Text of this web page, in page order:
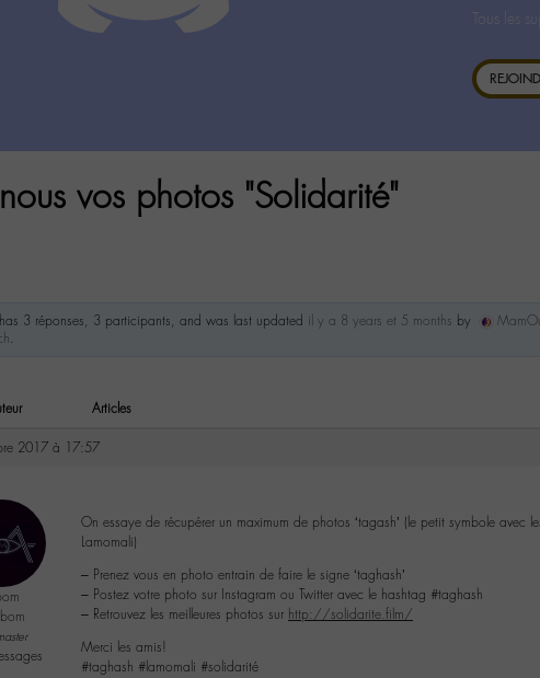
Tous les
vos photos "Solidarité"
3 réponses, 3 participants, and was last updated il y a 8 years et 5 months by
.
Articles
2017 à 17:57
On essaye de récupérer un maximum de photos ‘tagash’ (le petit symbole
Lamomali)
– Prenez vous en photo entrain de faire le signe ‘taghash’
– Postez votre photo sur Instagram ou Twitter avec le hashtag #taghash
– Retrouvez les meilleures photos sur http://solidarite.film/​
Merci les amis!
#taghash #lamomali #solidarité